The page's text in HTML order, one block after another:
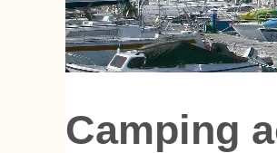
Camping